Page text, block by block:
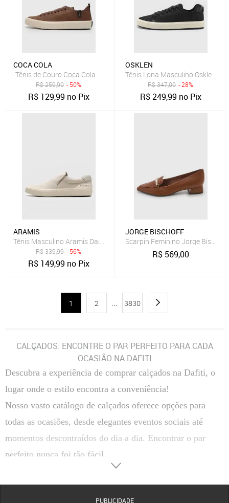
COCA COLA
Tênis de Couro Coca Cola Houston Leather Marrom
R$259,90 - 50%
R$ 129,99 no Pix
OSKLEN
Tênis Lona Masculino Osklen
R$347,00 - 28%
R$249,99 no Pix
ARAMIS
Tênis Masculino Aramis Daily Slip Canvas Off-White
R$339,99 - 56%
R$ 149,99 no Pix
JORGE BISCHOFF
Scarpin Feminino Jorge
R$ 569,00
1 2 ... 3830
CALÇADOS: ENCONTRE O PAR PERFEITO PARA CADA
OCASIÃO NA DAFITI
Descubra a experiência de comprar calçados na Dafiti, o
lugar onde o estilo encontra a conveniência!
Nosso vasto catálogo de calçados oferece opções para
todas as ocasiões, desde elegantes eventos sociais até
momentos descontraídos do dia a dia. Encontrar o par
perfeito nunca foi tão fácil.
TIPOS DE CALÇADOS QUE VOCÊ ENCONTRA NA DAFITI
PUBLICIDADE